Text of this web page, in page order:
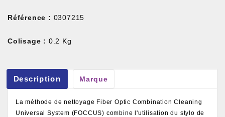
Référence : 0307215
Colisage : 0.2 Kg
Description Marque
La méthode de nettoyage Fiber Optic Combination Cleaning
Universal System (FOCCUS) combine l'utilisation du stylo de